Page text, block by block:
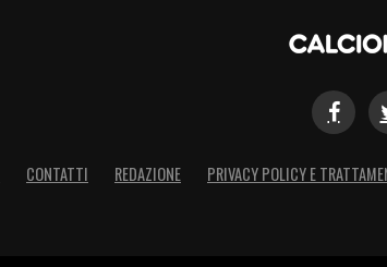
ha accolto così il nuovo tecnico: “
CONTATTI REDAZIONE PRIVACY POLICY E